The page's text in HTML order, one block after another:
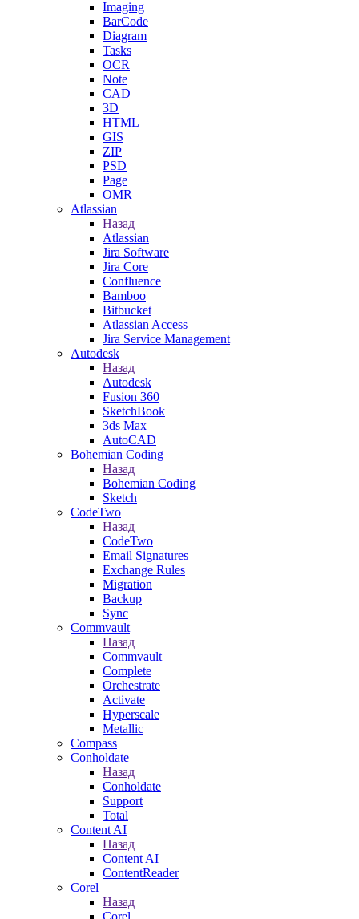
Imaging
BarCode
Diagram
Tasks
OCR
Note
CAD
3D
HTML
GIS
ZIP
PSD
Page
OMR
Atlassian
Назад
Atlassian
Jira Software
Jira Core
Confluence
Bamboo
Bitbucket
Atlassian Access
Jira Service Management
Autodesk
Назад
Autodesk
Fusion 360
SketchBook
3ds Max
AutoCAD
Bohemian Coding
Назад
Bohemian Coding
Sketch
CodeTwo
Назад
CodeTwo
Email Signatures
Exchange Rules
Migration
Backup
Sync
Commvault
Назад
Commvault
Complete
Orchestrate
Activate
Hyperscale
Metallic
Compass
Conholdate
Назад
Conholdate
Support
Total
Content AI
Назад
Content AI
ContentReader
Corel
Назад
Corel